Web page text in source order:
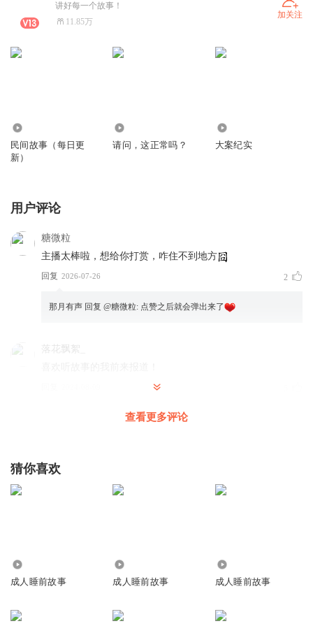
讲好每一个故事！
11.85万
加关注
民间故事（每日更
新）
请问，这正常吗？ 大案纪实
用户评论
糖微粒
主播太棒啦，想给你打赏，咋住不到地方
回复 2026-07-26 2
那月有声 回复 @糖微粒: 点赞之后就会弹出来了
落花飘絮_
落花飘絮_: 晚安！
洛阳清
非常喜欢听这种悬疑破案类故事！加上主播磁性的声音，声
情并茂的演讲，简直是一种享受！
听友97982814
查看更多评论
猜你喜欢
成人睡前故事 成人睡前故事 成人睡前故事